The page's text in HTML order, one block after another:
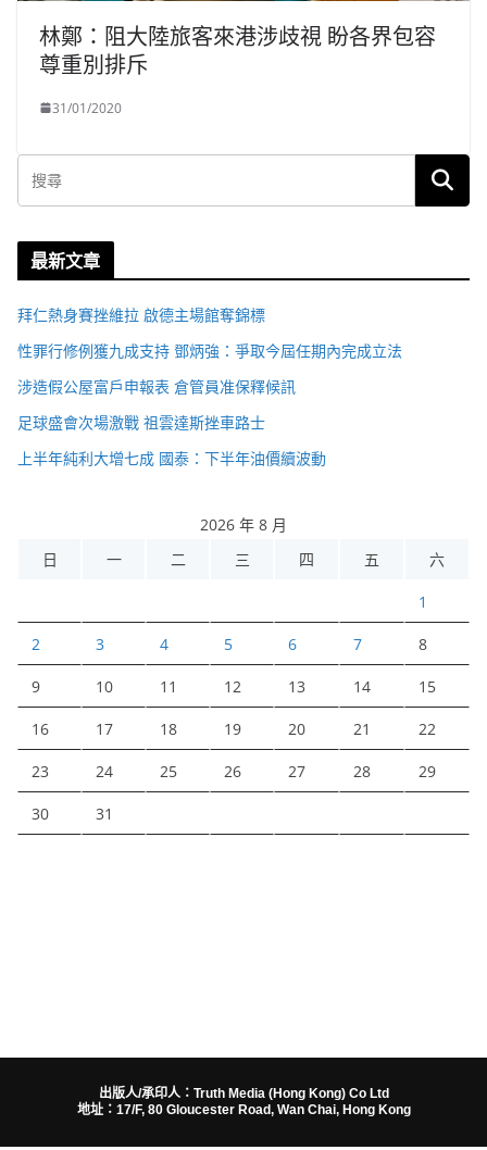
林鄭：阻大陸旅客來港涉歧視 盼各界包容
尊重別排斥
31/01/2020
最新文章
拜仁熱身賽挫維拉 啟德主場館奪錦標
性罪行修例獲九成支持 鄧炳強：爭取今屆任期內完成立法
涉造假公屋富戶申報表 倉管員准保釋候訊
足球盛會次場激戰 祖雲達斯挫車路士
上半年純利大增七成 國泰：下半年油價續波動
2026 年 8 月
日
一 二 三 四 五 六
1
2 3 4 5 6 7 8
9 10 11 12 13 14 15
16 17 18 19 20 21 22
23 24 25 26 27 28 29
30 31
出版人/承印人：Truth Media (Hong Kong) Co Ltd
地址：17/F, 80 Gloucester Road, Wan Chai, Hong Kong